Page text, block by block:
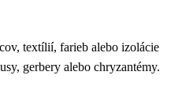
textílií, farieb alebo izolácie
gerbery alebo chryzantémy.